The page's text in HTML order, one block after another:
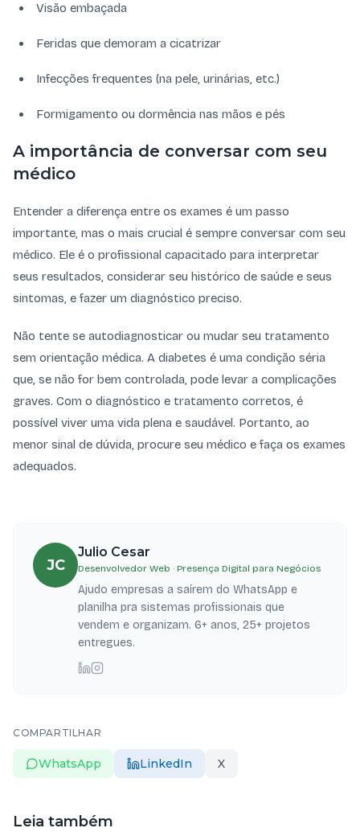
Visão embaçada
Feridas que demoram a cicatrizar
Infecções frequentes (na pele, urinárias, etc.)
Formigamento ou dormência nas mãos e pés
A importância de conversar com seu
médico
Entender a diferença entre os exames é um passo
importante, mas o mais crucial é sempre conversar com seu
médico. Ele é o profissional capacitado para interpretar
seus resultados, considerar seu histórico de saúde e seus
sintomas, e fazer um diagnóstico preciso.
Não tente se autodiagnosticar ou mudar seu tratamento
sem orientação médica. A diabetes é uma condição séria
que, se não for bem controlada, pode levar a complicações
graves. Com o diagnóstico e tratamento corretos, é
possível viver uma vida plena e saudável. Portanto, ao
menor sinal de dúvida, procure seu médico e faça os exames
adequados.
JC
Julio Cesar
Desenvolvedor Web · Presença Digital para Negócios
Ajudo empresas a saírem do WhatsApp e
planilha pra sistemas profissionais que
vendem e organizam. 6+ anos, 25+ projetos
entregues.
COMPARTILHAR
WhatsApp LinkedIn X
Leia também